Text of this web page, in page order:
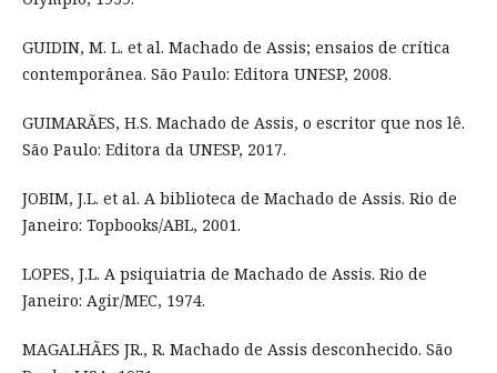
GUIDIN, M. L. et al. Machado de Assis; ensaios de crítica
contemporânea. São Paulo: Editora UNESP, 2008.
GUIMARÃES, H.S. Machado de Assis, o escritor que nos lê.
São Paulo: Editora da UNESP, 2017.
JOBIM, J.L. et al. A biblioteca de Machado de Assis. Rio de
Janeiro: Topbooks/ABL, 2001.
LOPES, J.L. A psiquiatria de Machado de Assis. Rio de
Janeiro: Agir/MEC, 1974.
MAGALHÃES JR., R. Machado de Assis desconhecido. São